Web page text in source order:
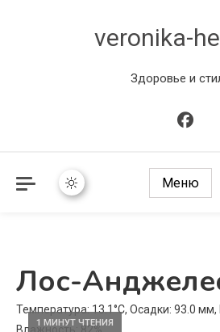
veronika-
Здоровье и
Меню
Лос-
1 МИНУТ ЧТЕНИЯ
Температура: 13.1°C, Осадки: 93.0